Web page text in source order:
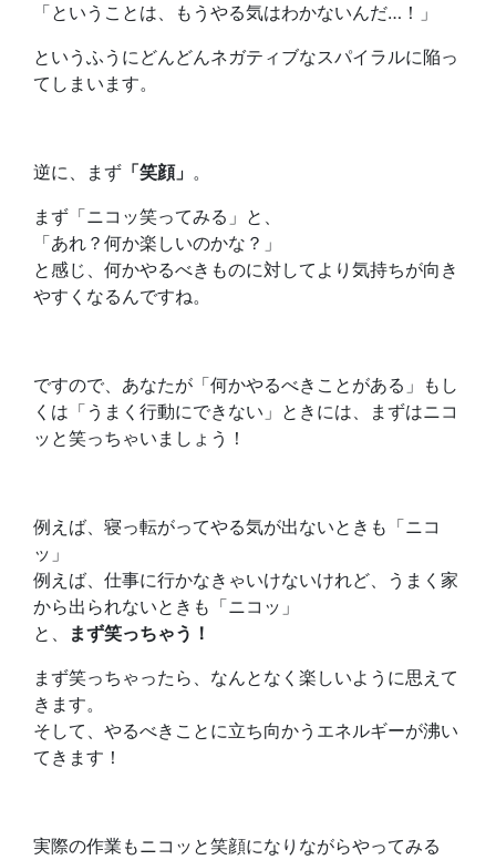
「ということは、もうやる気はわかないんだ…！」
というふうにどんどんネガティブなスパイラルに陥っ
てしまいます。
逆に、まず 「笑顔」 。
まず「ニコッ笑ってみる」と、
「あれ？何か楽しいのかな？」
と感じ、何かやるべきものに対してより気持ちが向き
やすくなるんですね。
ですので、あなたが「何かやるべきことがある」もし
くは「うまく行動にできない」ときには、まずはニコ
ッと笑っちゃいましょう！
例えば、寝っ転がってやる気が出ないときも「ニコ
ッ」
例えば、仕事に行かなきゃいけないけれど、うまく家
から出られないときも「ニコッ」
と、
まず笑っちゃう！
まず笑っちゃったら、なんとなく楽しいように思えて
きます。
そして、やるべきことに立ち向かうエネルギーが沸い
てきます！
実際の作業もニコッと笑顔になりながらやってみる